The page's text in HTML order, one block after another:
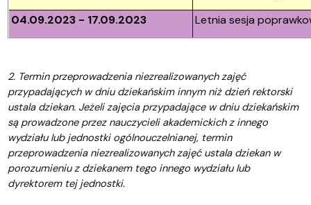
04.09.2023 - 17.09.2023
Letnia sesja
2. Termin przeprowadzenia niezrealizowanych zajęć
przypadających w dniu dziekańskim innym niż dzień rektorski
ustala dziekan. Jeżeli zajęcia przypadające w dniu dziekańskim
są prowadzone przez nauczycieli akademickich z innego
wydziału lub jednostki ogólnouczelnianej, termin
przeprowadzenia niezrealizowanych zajęć ustala dziekan w
porozumieniu z dziekanem tego innego wydziału lub
dyrektorem tej jednostki.